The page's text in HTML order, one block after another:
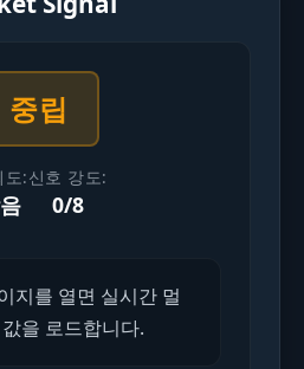
중립
도:신호 강도:
0/8
지를 열면 실시간 멀
을 로드합니다.